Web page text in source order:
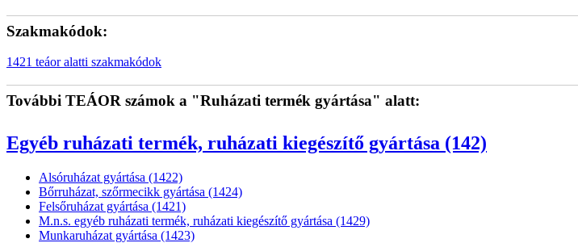
Szakmakódok:
1421 teáor alatti szakmakódok
További TEÁOR számok a "Ruházati termék gyártása" alatt:
Egyéb ruházati termék, ruházati kiegészítő gyártása (142)
Alsóruházat gyártása (1422)
Bőrruházat, szőrmecikk gyártása (1424)
Felsőruházat gyártása (1421)
M.n.s. egyéb ruházati termék, ruházati kiegészítő gyártása (1429)
Munkaruházat gyártása (1423)